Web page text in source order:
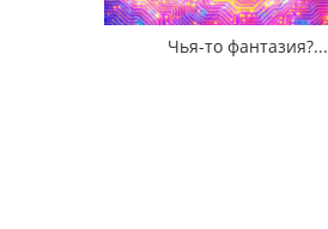
Чья-то фантазия?...